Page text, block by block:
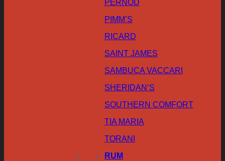
PERNOD
PIMM’S
RICARD
SAINT JAMES
SAMBUCA VACCARI
SHERIDAN’S
SOUTHERN COMFORT
TIA MARIA
TORANI
RUM